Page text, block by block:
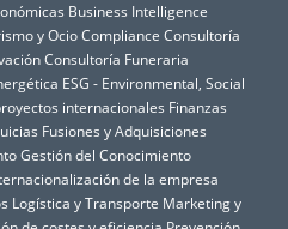
Business Intelligence
y OcioCompliance Consultoría
Consultoría Funeraria
ESG - Environmental, Social
internacionales Finanzas
Fusiones y Adquisiciones
Gestión del Conocimiento
de la empresa
Logística y Transporte Marketing y